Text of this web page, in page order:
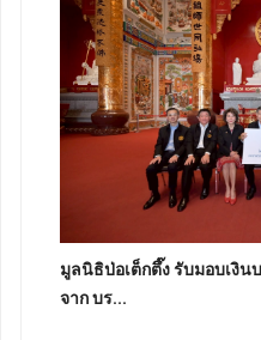
มูลนิธิป่อเต็กตึ๊ง รับมอบเงิ
จาก บร...